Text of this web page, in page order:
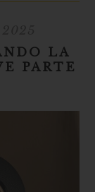
LA
PARTE